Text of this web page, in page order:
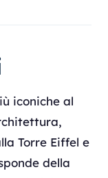
iconiche al
Torre Eiffel e
della